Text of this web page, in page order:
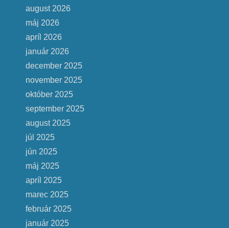
august 2026
máj 2026
apríl 2026
január 2026
december 2025
november 2025
október 2025
september 2025
august 2025
júl 2025
jún 2025
máj 2025
apríl 2025
marec 2025
február 2025
január 2025